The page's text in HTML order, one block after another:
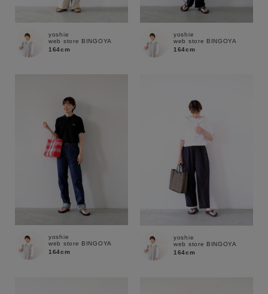
セール価格 WEB限定
在庫
yoshie
web store BINGOYA
164cm
yoshie
web store BINGOYA
164cm
yoshie
web store BINGOYA
164cm
yoshie
web store BINGOYA
164cm